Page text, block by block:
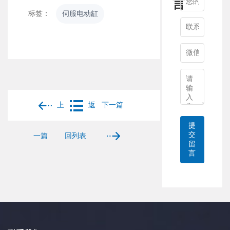
标签： 伺服电动缸
上
一篇
返
回列表
下一篇
言
提
交
留
言